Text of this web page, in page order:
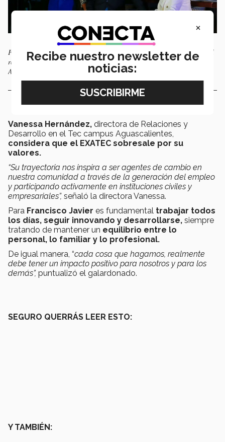
Francisco Javier Buenrostro acompañado de su familia en la entrega del
reconocimiento | Fotografía: Comunicación Institucional Campus
Aguascalientes
Vanessa Hernández, directora de Relaciones y
Desarrollo en el Tec campus Aguascalientes,
considera que el EXATEC sobresale por su
valores.
“Su trayectoria nos inspira a ser agentes de cambio en
nuestra comunidad a través de la generación del empleo
y participando activamente en instituciones civiles y
empresariales”, señaló la directora Vanessa.
Para Francisco Javier es fundamental trabajar todos
los días, seguir innovando y desarrollarse, siempre
tratando de mantener un equilibrio entre lo
personal, lo familiar y lo profesional.
De igual manera, “cada cosa que hagamos, realmente
debe tener un impacto positivo para nosotros y para los
demás”, puntualizó el galardonado.
SEGURO QUERRÁS LEER ESTO:
Y TAMBIÉN:
×
Recibe nuestro newsletter de
noticias: